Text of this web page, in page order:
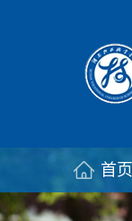
首页